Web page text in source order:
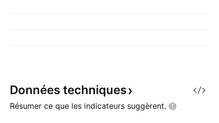
Données techniques
Résumer ce que les indicateurs suggèrent.